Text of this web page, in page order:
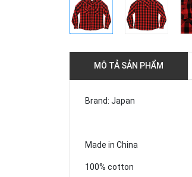
MÔ TẢ SẢN PHẨM
Brand: Japan
Made in China
100% cotton